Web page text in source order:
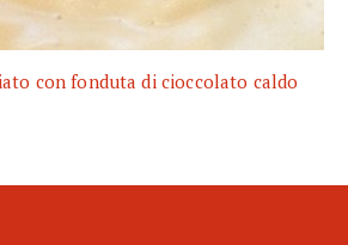
con fonduta di cioccolato caldo